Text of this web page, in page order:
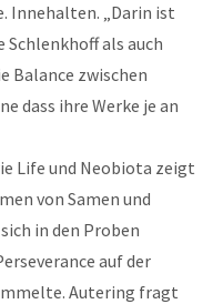
Innehalten. „Darin ist
als auch
Balance zwischen
dass ihre Werke je an
Life und Neobiota zeigt
von Samen und
in den Proben
auf der
Autering fragt